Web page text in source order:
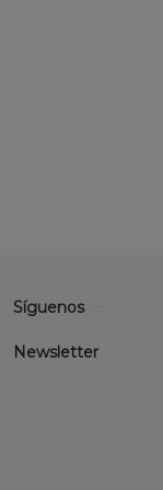
Síguenos
Newsletter